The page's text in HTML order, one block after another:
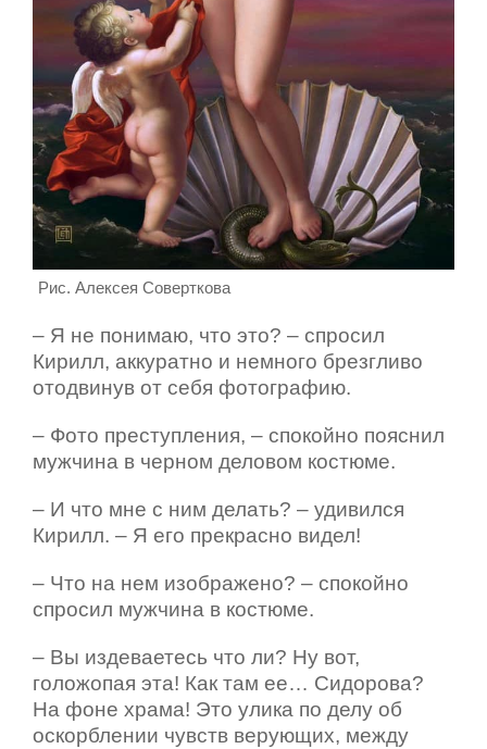
Рис. Алексея Соверткова
– Я не понимаю, что это? – спросил
Кирилл, аккуратно и немного брезгливо
отодвинув от себя фотографию.
– Фото преступления, – спокойно пояснил
мужчина в черном деловом костюме.
– И что мне с ним делать? – удивился
Кирилл. – Я его прекрасно видел!
– Что на нем изображено? – спокойно
спросил мужчина в костюме.
– Вы издеваетесь что ли? Ну вот,
голожопая эта! Как там ее… Сидорова?
На фоне храма! Это улика по делу об
оскорблении чувств верующих, между